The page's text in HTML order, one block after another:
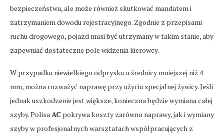
bezpieczeństwu, ale może również skutkować mandatem i
zatrzymaniem dowodu rejestracyjnego. Zgodnie z przepisami
ruchu drogowego, pojazd musi być utrzymany w takim stanie, aby
zapewniać dostateczne pole widzenia kierowcy.
W przypadku niewielkiego odprysku o średnicy mniejszej niż 4
mm, można rozważyć naprawę przy użyciu specjalnej żywicy. Jeśli
jednak uszkodzenie jest większe, konieczna będzie wymiana całej
szyby. PolisaAC pokrywa koszty zarówno naprawy, jak i wymiany
szyby w profesjonalnych warsztatach współpracujących z